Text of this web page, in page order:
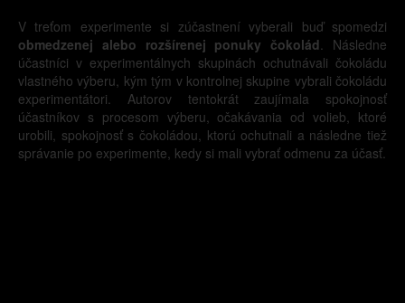
V treťom experimente si zúčastnení vyberali buď spomedzi
obmedzenej alebo rozšírenej ponuky čokolád. Následne
účastníci v experimentálnych skupinách ochutnávali čokoládu
vlastného výberu, kým tým v kontrolnej skupine vybrali čokoládu
experimentátori. Autorov tentokrát zaujímala spokojnosť
účastníkov s procesom výberu, očakávania od volieb, ktoré
urobili, spokojnosť s čokoládou, ktorú ochutnali a následne tiež
správanie po experimente, kedy si mali vybrať odmenu za účasť.